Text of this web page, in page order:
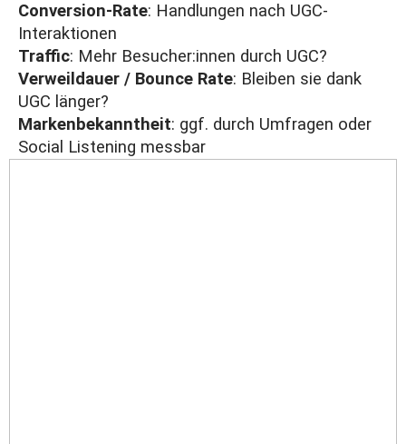
Conversion-Rate: Handlungen nach UGC-
Interaktionen
Traffic: Mehr Besucher:innen durch UGC?
Verweildauer / Bounce Rate: Bleiben sie dank
UGC länger?
Markenbekanntheit: ggf. durch Umfragen oder
Social Listening messbar